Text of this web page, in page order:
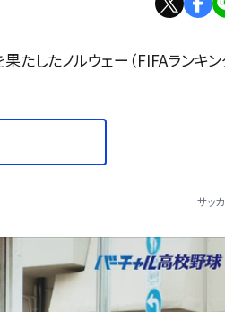
たしたノルウェー（FIFAランキ
サッ